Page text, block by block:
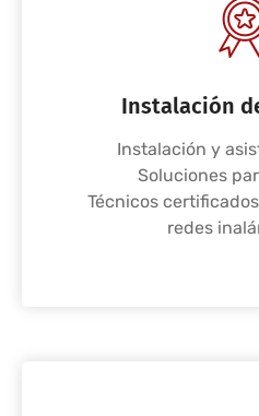
Instalación
Instalación y
Soluciones
Técnicos
redes